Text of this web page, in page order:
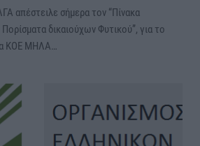
απέστειλε σήμερα τον “Πίνακα
δικαιούχων Φυτικού”, για το
ΚΟΕ ΜΗΛΑ…